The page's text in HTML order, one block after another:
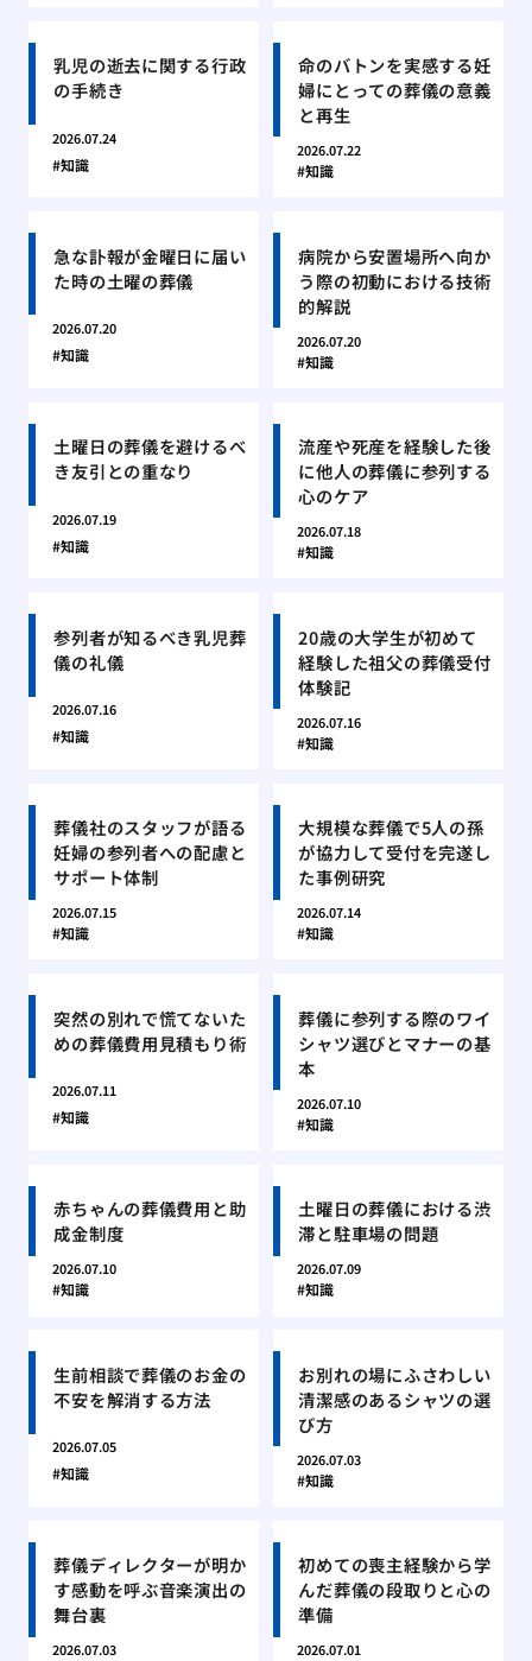
乳児の逝去に関する行政
の手続き
2026.07.24
知識
命のバトンを実感する妊
婦にとっての葬儀の意義
と再生
2026.07.22
知識
急な訃報が金曜日に届い
た時の土曜の葬儀
2026.07.20
知識
病院から安置場所へ向か
う際の初動における技術
的解説
2026.07.20
知識
土曜日の葬儀を避けるべ
き友引との重なり
2026.07.19
知識
流産や死産を経験した後
に他人の葬儀に参列する
心のケア
2026.07.18
知識
参列者が知るべき乳児葬
儀の礼儀
2026.07.16
知識
20歳の大学生が初めて
経験した祖父の葬儀受付
体験記
2026.07.16
知識
葬儀社のスタッフが語る
妊婦の参列者への配慮と
サポート体制
2026.07.15
知識
大規模な葬儀で5人の孫
が協力して受付を完遂し
た事例研究
2026.07.14
知識
突然の別れで慌てないた
めの葬儀費用見積もり術
2026.07.11
知識
葬儀に参列する際のワイ
シャツ選びとマナーの基
本
2026.07.10
知識
赤ちゃんの葬儀費用と助
成金制度
2026.07.10
知識
土曜日の葬儀における渋
滞と駐車場の問題
2026.07.09
知識
生前相談で葬儀のお金の
不安を解消する方法
2026.07.05
知識
お別れの場にふさわしい
清潔感のあるシャツの選
び方
2026.07.03
知識
葬儀ディレクターが明か
す感動を呼ぶ音楽演出の
舞台裏
2026.07.03
初めての喪主経験から学
んだ葬儀の段取りと心の
準備
2026.07.01